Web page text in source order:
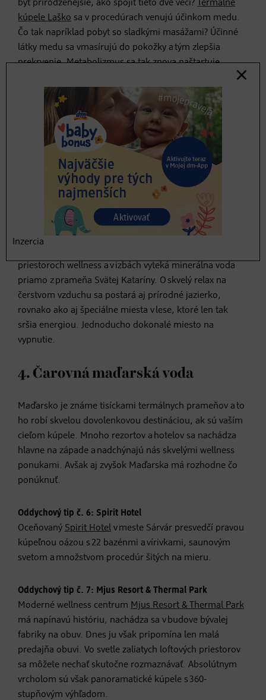
byt prirodzenejšie, ako spojiť tieto dve veci?
Termálne
kúpele Laško sa v procedúrach venujú účinkom medu.
Čo tak napríklad pobyt so sladkými masážami? Účinné
látky medu sa vmasírujú do pokožky a tým zlepšia
prekrvenie. Metabolizmus sa tak znova naštartuje.
3. Česká starostlivosť ako za
starých čias
Staré kúpeľné domy a romantické zámky – Česko je na
wellness oddych ako stvorené. Kúpeľný trojuholník
s Karlovými Varmi, Mariánskymi a Františkovými
Lázňami je legendárny a aj keď je od Slovenska ďalej,
ako hlavné mesto, oplatí sa vydať sa za ním.
Oddychový tip č. 5: Resort Svata Katerina
priestoroch wellness a v izbách vyteká minerálna voda
priamo z prameňa Svätej Kataríny. O skvelý relax na
čerstvom vzduchu sa postará aj prírodné jazierko,
rovnako ako aj špeciálne miesta v lese, ktoré len tak
sršia energiou. Jednoducho dokonalé miesto na
vypnutie.
4. Čarovná maďarská voda
Maďarsko je známe tisíckami termálnych prameňov a to
ho robí skvelou dovolenkovou destináciou, ak sú vaším
cieľom kúpele. Mnoho rezortov a hotelov sa nachádza
hlavne na západe a nadchýnajú nás skvelými wellness
ponukami. Avšak aj zvyšok Maďarska má rozhodne čo
ponúknuť.
Oddychový tip č. 6: Spirit Hotel
Oceňovaný Spirit Hotel v meste Sárvár presvedčí pravou
kúpeľnou oázou s 22 bazénmi a vírivkami, saunovým
svetom a množstvom procedúr šitých na mieru.
Oddychový tip č. 7: Mjus Resort & Thermal Park
Moderné wellness centrum Mjus Resort & Thermal Park
má napínavú históriu, nachádza sa v budove bývalej
fabriky na obuv. Dnes ju však pripomína len malá
predajňa obuvi. Vo svetle zaliatych loftových priestorov
sa môžete nechať skutočne rozmaznávať. Absolútnym
vrcholom sú však panoramatické kúpele s 360-
stupňovým výhľadom.
Inzercia